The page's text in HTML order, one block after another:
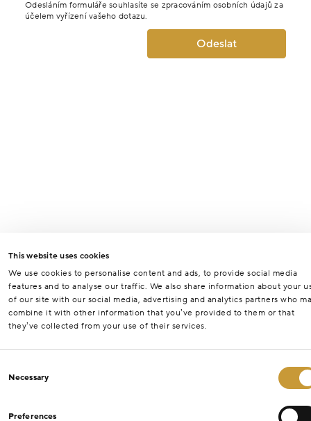
This website uses cookies
We use cookies to personalise content and ads, to provide social media
features and to analyse our traffic. We also share information about your
of our site with our social media, advertising and analytics partners who
combine it with other information that you’ve provided to them or that
they’ve collected from your use of their services.
Selection
Necessary
Preferences
Odesláním formuláře souhlasíte se zpracováním osobních údajů za
účelem vyřízení vašeho dotazu.
Odeslat